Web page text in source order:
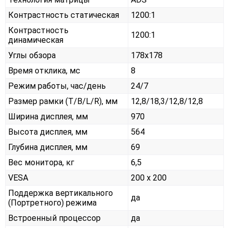
Контрастность статическая
1200:1
Контрастность
динамическая
1200:1
Углы обзора
178x178
Время отклика, мс
8
Режим работы, час/день
24/7
Размер рамки (T/B/L/R), мм
12,8/18,3/12,8/12,8
Ширина дисплея, мм
970
Высота дисплея, мм
564
Глубина дисплея, мм
69
Вес монитора, кг
6,5
VESA
200 x 200
Поддержка вертикального
(Портретного) режима
да
Встроенный процессор
да